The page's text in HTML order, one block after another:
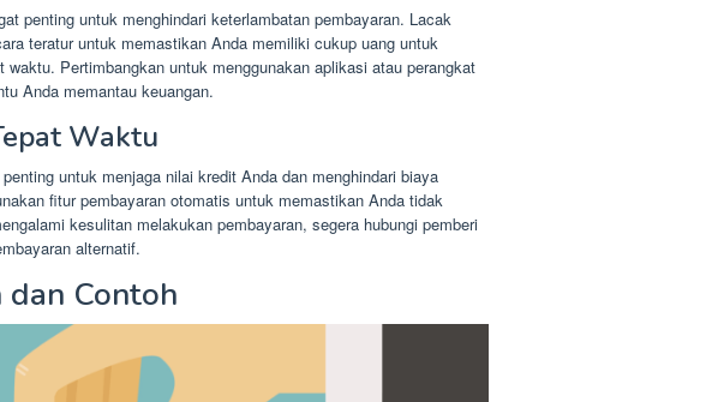
penting untuk menghindari keterlambatan pembayaran. Lacak
teratur untuk memastikan Anda memiliki cukup uang untuk
waktu. Pertimbangkan untuk menggunakan aplikasi atau perangkat
Anda memantau keuangan.
Waktu
untuk menjaga nilai kredit Anda dan menghindari biaya
fitur pembayaran otomatis untuk memastikan Anda tidak
kesulitan melakukan pembayaran, segera hubungi pemberi
alternatif.
dan Contoh